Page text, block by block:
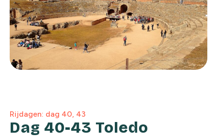
Rijdagen: dag 40, 43
Dag 40-43 Toledo